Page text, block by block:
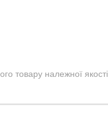
товару належної якості